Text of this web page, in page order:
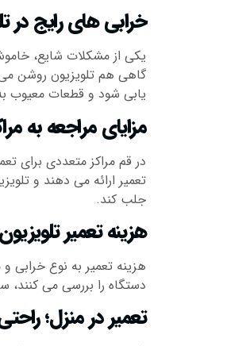
خرابی های رایج
یکی از مشکلات شایع،
گاهی هم تلویزیون روشن
یابی شود و قطعات معیوب
مزایای مراجعه به
در قم مراکز متعددی برای
تعمیر ارائه می دهند و
جلب کند.
هزینه تعمیر
هزینه تعمیر به نوع خرابی
دستگاه را بررسی می کنند،
تعمیر در منزل؛